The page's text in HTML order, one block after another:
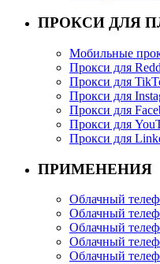
ПРОКСИ ДЛЯ
Мобильные
Прокси для
Прокси для
Прокси для
Прокси для
Прокси для
Прокси для
ПРИМЕНЕНИЯ
Облачный
Облачный
Облачный
Облачный
Облачный